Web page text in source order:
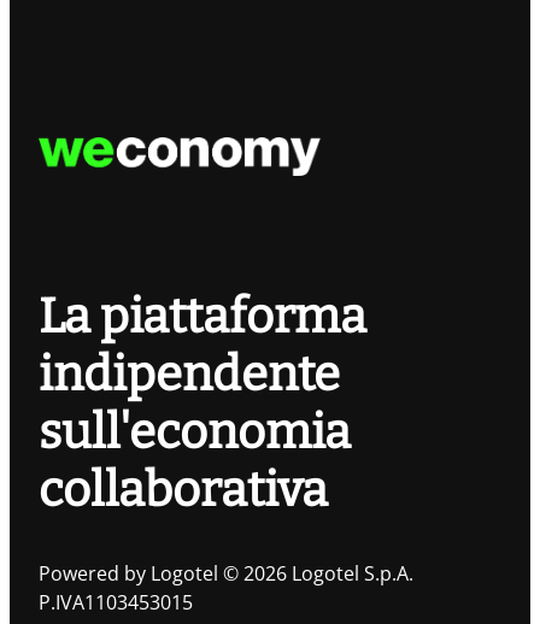
La piattaforma
indipendente
sull'economia
collaborativa
Powered by Logotel © 2026 Logotel S.p.A.
P.IVA1103453015